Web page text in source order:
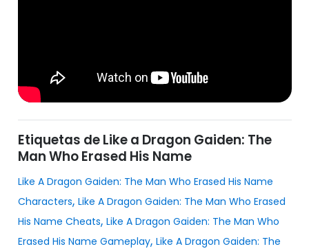
Etiquetas de Like a Dragon Gaiden: The
Man Who Erased His Name
Like A Dragon Gaiden: The Man Who Erased His Name
Characters, Like A Dragon Gaiden: The Man Who Erased
His Name Cheats, Like A Dragon Gaiden: The Man Who
Erased His Name Gameplay, Like A Dragon Gaiden: The